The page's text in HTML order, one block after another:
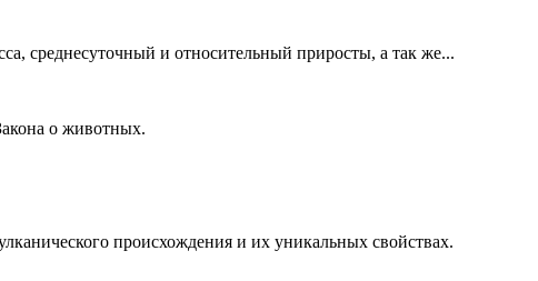
среднесуточный и относительный приросты, а так же...
о животных.
происхождения и их уникальных свойствах.